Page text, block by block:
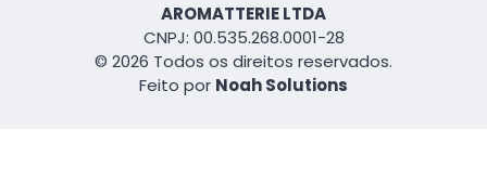
AROMATTERIE LTDA
CNPJ: 00.535.268.0001-28
© 2026 Todos os direitos reservados.
Feito por Noah Solutions